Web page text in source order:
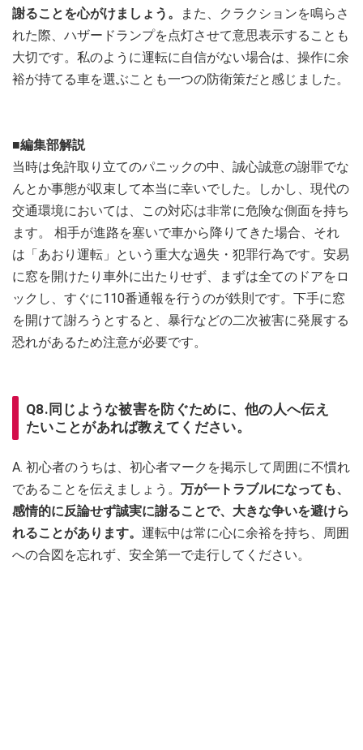
謝ることを心がけましょう。
また、クラクションを鳴らさ
れた際、ハザードランプを点灯させて意思表示することも
大切です。私のように運転に自信がない場合は、操作に余
裕が持てる車を選ぶことも一つの防衛策だと感じました。
■編集部解説
当時は免許取り立てのパニックの中、誠心誠意の謝罪でな
んとか事態が収束して本当に幸いでした。しかし、現代の
交通環境においては、この対応は非常に危険な側面を持ち
ます。 相手が進路を塞いで車から降りてきた場合、それ
は「あおり運転」という重大な過失・犯罪行為です。安易
に窓を開けたり車外に出たりせず、まずは全てのドアをロ
ックし、すぐに110番通報を行うのが鉄則です。下手に窓
を開けて謝ろうとすると、暴行などの二次被害に発展する
恐れがあるため注意が必要です。
Q8.同じような被害を防ぐために、他の人へ伝え
たいことがあれば教えてください。
A. 初心者のうちは、初心者マークを掲示して周囲に不慣れ
であることを伝えましょう。 万が一トラブルになっても、
感情的に反論せず誠実に謝ることで、大きな争いを避けら
れることがあります。 運転中は常に心に余裕を持ち、周囲
への合図を忘れず、安全第一で走行してください。